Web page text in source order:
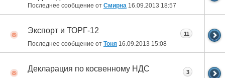
Последнее сообщение от Смирна 16.09.2013 18:57
Экспорт и ТОРГ-12
Последнее сообщение от Тоня 16.09.2013 15:08
11
Декларация по косвенному НДС 3